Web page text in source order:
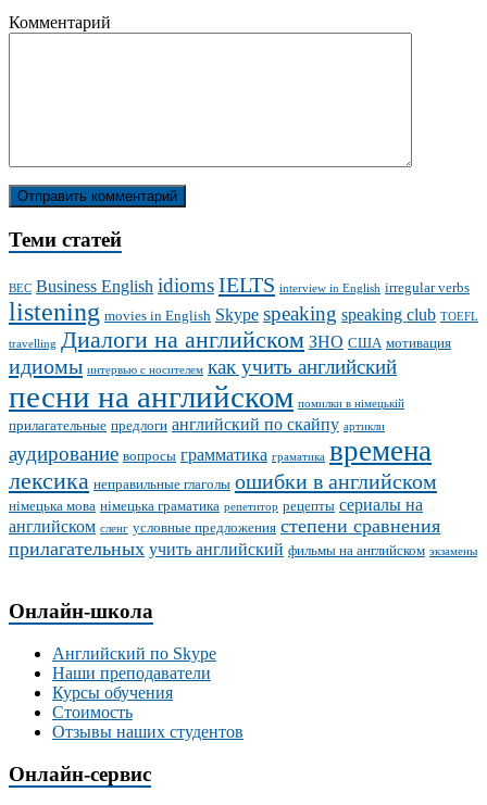
Комментарий
Теми статей
BEC Business English idiomsIELTS interview in English irregular verbs
listening movies in English Skype speaking speaking club TOEFL
travelling Диалоги на английском ЗНО США мотивация
идиомы интервью с носителем как учить английский
песни на английском помилки в німецькій
прилагательные предлоги английский по скайпу артикли
аудирование вопросы грамматика граматика времена
лексика неправильные глаголы ошибки в английском
німецька мова німецька граматика репетитор рецепты сериалы на
английском сленг условные предложения степени сравнения
прилагательных учить английский фильмы на английском экзамены
Онлайн-школа
Английский по Skype
Наши преподаватели
Курсы обучения
Стоимость
Отзывы наших студентов
Онлайн-сервис